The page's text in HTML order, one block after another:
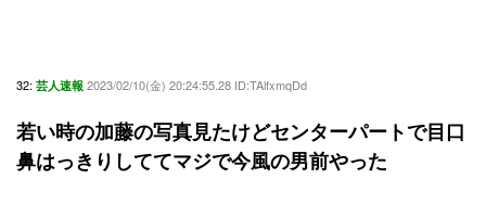
32: 芸人速報 2023/02/10(金) 20:24:55.28 ID:TAlfxmqDd
若い時の加藤の写真見たけどセンターパートで目口
鼻はっきりしててマジで今風の男前やった